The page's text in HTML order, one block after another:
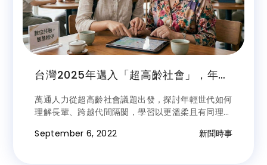
台灣2025年邁入「超高齡社會」，年輕
萬通人力從超高齡社會議題出發，探討年輕世代如何
理解長輩、跨越代間隔閡，學習以更溫柔且有同理心
September 6, 2022 新聞時事